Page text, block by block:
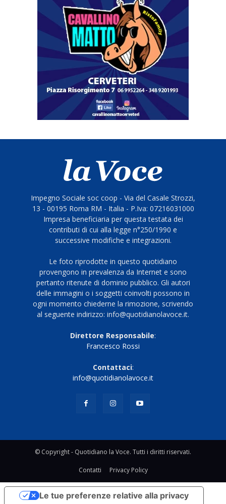
Impegno Sociale soc coop - Via del Casale Strozzi,
13 - 00195 Roma RM - Italia - P.Iva: 07216031000
Impresa beneficiaria per questa testata dei
contributi di cui alla legge n°250/1990 e
successive modifiche e integrazioni.
Le foto riprodotte in questo quotidiano
provengono in prevalenza da Internet e sono
pertanto ritenute di dominio pubblico. Gli autori
delle immagini o i soggetti coinvolti possono in
ogni momento chiederne la rimozione, scrivendo
al seguente indirizzo: info@quotidianolavoce.it.
Direttore Responsabile:
Francesco Rossi
Contattaci:
info@quotidianolavoce.it
© Copyright - Quotidiano la Voce. Tutti i diritti riservati.
Contatti Privacy Policy
Le tue preferenze relative alla privacy